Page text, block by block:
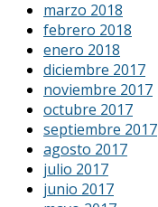
marzo 2018
febrero 2018
enero 2018
diciembre 2017
noviembre 2017
octubre 2017
septiembre 2017
agosto 2017
julio 2017
junio 2017